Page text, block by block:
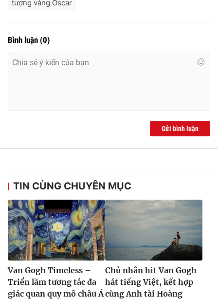
tượng vàng Oscar
Bình luận (0)
Gửi bình luận
TIN CÙNG CHUYÊN MỤC
Van Gogh Timeless –
Triển lãm tương tác đa
giác quan quy mô châu Á
Chủ nhân hit Van Gogh
hát tiếng Việt, kết hợp
cùng Anh tài Hoàng